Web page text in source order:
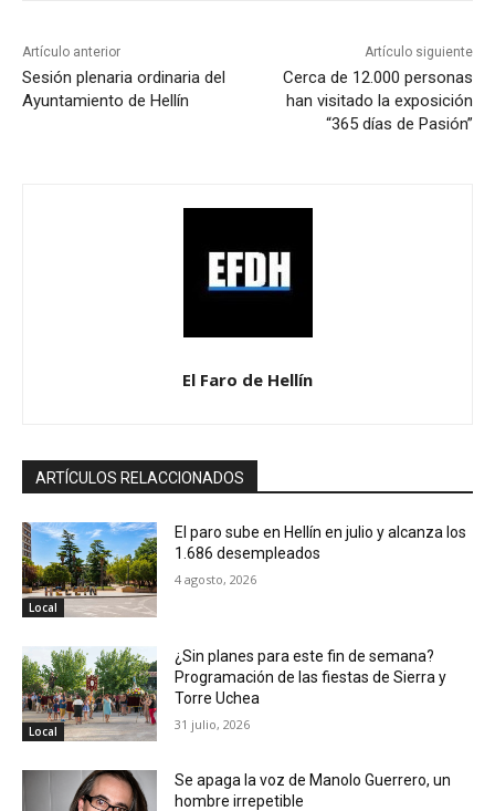
Artículo anterior
Sesión plenaria ordinaria del
Ayuntamiento de Hellín
Artículo siguiente
Cerca de 12.000 personas
han visitado la exposición
“365 días de Pasión”
El Faro de Hellín
ARTÍCULOS RELACCIONADOS
Local
El paro sube en Hellín en julio y alcanza los
1.686 desempleados
4 agosto, 2026
Local
¿Sin planes para este fin de semana?
Programación de las fiestas de Sierra y
Torre Uchea
31 julio, 2026
Se apaga la voz de Manolo Guerrero, un
hombre irrepetible